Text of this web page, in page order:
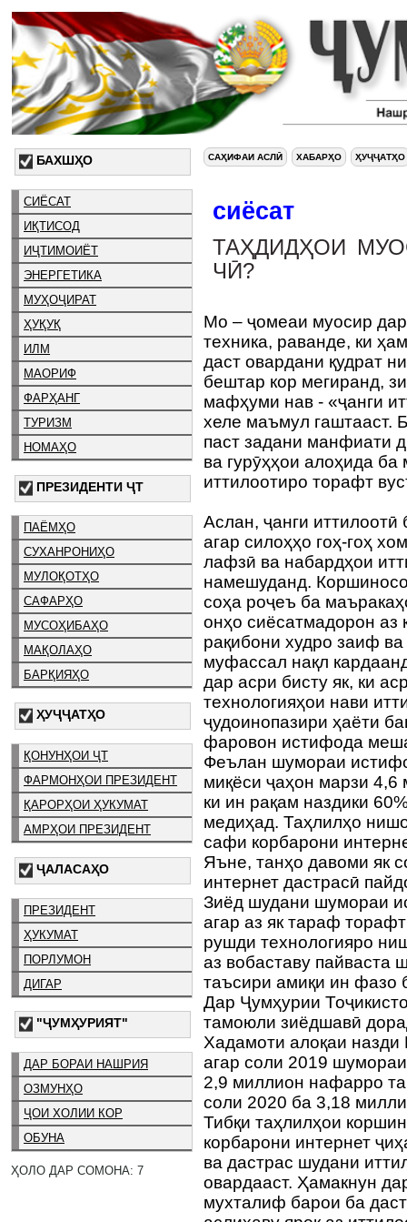
БАХШҲО
СИЁСАТ
ИҚТИСОД
ИҶТИМОИЁТ
ЭНЕРГЕТИКА
МУҲОҶИРАТ
ҲУҚУҚ
ИЛМ
МАОРИФ
ФАРҲАНГ
ТУРИЗМ
НОМАҲО
ПРЕЗИДЕНТИ ҶТ
ПАЁМҲО
СУХАНРОНИҲО
МУЛОҚОТҲО
САФАРҲО
МУСОҲИБАҲО
МАҚОЛАҲО
БАРҚИЯҲО
ҲУҶҶАТҲО
ҚОНУНҲОИ ҶТ
ФАРМОНҲОИ ПРЕЗИДЕНТ
ҚАРОРҲОИ ҲУКУМАТ
АМРҲОИ ПРЕЗИДЕНТ
ҶАЛАСАҲО
ПРЕЗИДЕНТ
ҲУКУМАТ
ПОРЛУМОН
ДИГАР
"ҶУМҲУРИЯТ"
ДАР БОРАИ НАШРИЯ
ОЗМУНҲО
ҶОИ ХОЛИИ КОР
ОБУНА
ҲОЛО ДАР СОМОНА: 7
САҲИФАИ АСЛӢ ХАБАРҲО ҲУҶҶАТҲО
сиёсат
ТАҲДИДҲОИ
ЧӢ?
Мо – ҷомеаи муосир
техника, раванде, ки
даст овардани қудрат
бештар кор мегиранд,
мафҳуми нав - «ҷанги
хеле маъмул гаштааст.
паст задани манфиати
ва гурӯҳҳои алоҳида
иттилоотиро торафт
Аслан, ҷанги иттилоотӣ
агар силоҳҳо гоҳ-гоҳ
лафзӣ ва набардҳои
намешуданд.
соҳа роҷеъ ба
онҳо сиёсатмадорон
рақибони худро заиф
муфассал нақл
дар асри бисту як, ки
технологияҳои нави
ҷудоинопазири ҳаёти
фаровон истифода
Феълан шумораи
миқёси ҷаҳон марзи
ки ин рақам наздики
медиҳад. Таҳлилҳо
сафи корбарони
Яъне, танҳо давоми як
интернет дастрасӣ
Зиёд шудани шумораи
агар аз як тараф
рушди технологияро
аз вобаставу пайваста
таъсири амиқи ин
Дар Ҷумҳурии
тамоюли зиёдшавӣ
Хадамоти алоқаи
агар соли 2019
2,9 миллион нафарро
соли 2020 ба 3,18
Тибқи таҳлилҳои
корбарони интернет
ва дастрас шудани
овардааст. Ҳамакнун
мухталиф барои ба